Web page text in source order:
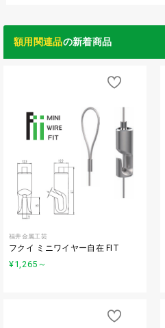
額用関連品の新着商品
福井金属工芸
フクイ ミニワイヤー自在 FIT
¥1,265 ～